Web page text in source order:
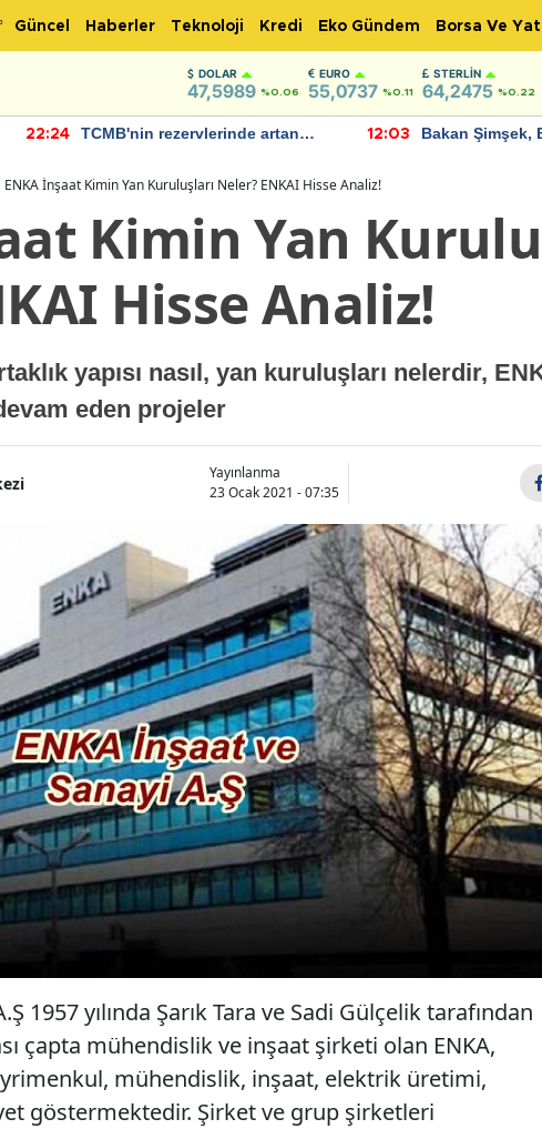
Güncel Haberler Teknoloji Kredi Eko Gündem Borsa Ve
DOLAR
47,5989 %0.06
EURO
55,0737 %0.11
STERLIN
64,2475 %0.22
22:24
TCMB'nin rezervlerinde artan
12:03
Bakan Şimşek,
ENKA İnşaat Kimin Yan Kuruluşları Neler? ENKAI Hisse Analiz!
Kimin Yan
Hisse Analiz!
yapısı nasıl, yan kuruluşları nelerdir,
eden projeler
Yayınlanma
23 Ocak 2021 - 07:35
1957 yılında Şarık Tara ve Sadi Gülçelik tarafından
çapta mühendislik ve inşaat şirketi olan ENKA,
mühendislik, inşaat, elektrik üretimi,
göstermektedir. Şirket ve grup şirketleri